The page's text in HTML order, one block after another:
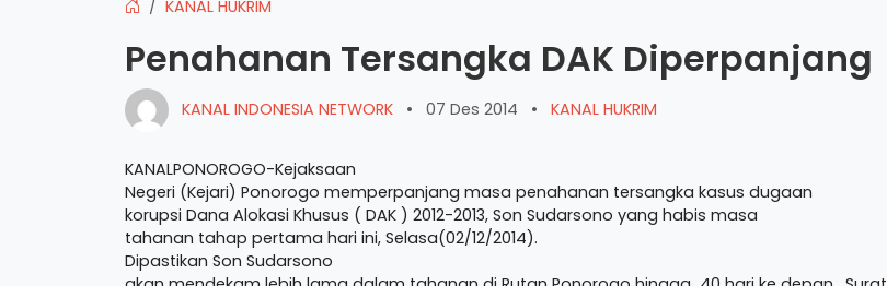
KANAL HUKRIM
Penahanan Tersangka DAK Diperpanjang
KANAL INDONESIA NETWORK • 07 Des 2014 • KANAL HUKRIM
KANALPONOROGO-Kejaksaan
Negeri (Kejari) Ponorogo memperpanjang masa penahanan tersangka kasus dugaan
korupsi Dana Alokasi Khusus ( DAK ) 2012-2013, Son Sudarsono yang habis masa
tahanan tahap pertama hari ini, Selasa(02/12/2014).
Dipastikan Son Sudarsono